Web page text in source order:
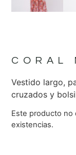
CORAL
Vestido largo,
cruzados y
Este producto no
existencias.